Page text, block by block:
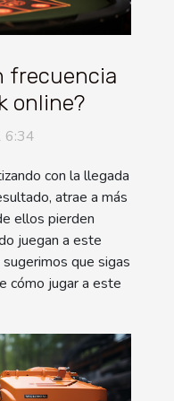
frecuencia
online?
6:34
con la llegada
atrae a más
ellos pierden
juegan a este
que sigas
cómo jugar a este